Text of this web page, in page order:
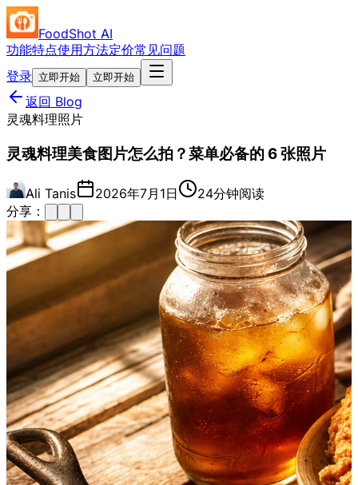
FoodShot AI
功能特点使用方法定价常见问题
登录 立即开始 立即开始
返回 Blog
灵魂料理照片
灵魂料理美食图片怎么拍？菜单必备的 6 张照片
Ali Tanis 2026年7月1日
24分钟阅读
分享：